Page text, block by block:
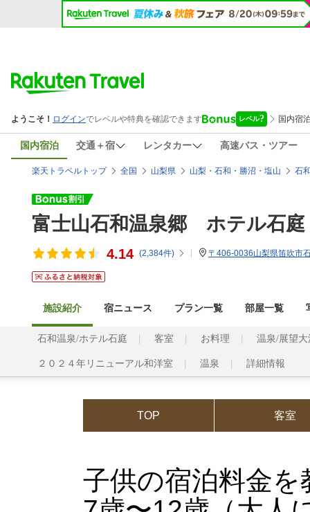
国内宿泊 交通＋宿 レンタカー 高速バス・ツアー
楽天トラベルトップ 全国 山梨県 山梨・石和・勝沼・塩山 石
富士山石和温泉郷 ホテル石庭
4.14 (2,384件) 〒406-0036山梨県笛吹市
施設紹介 宿ニュース プラン一覧 部屋一覧
石和温泉/ホテル石庭 客室 お料理 温泉/展望
２０２４年リニューアル和洋室 温泉 詳細情報
TOP 客室
子供の宿泊料金